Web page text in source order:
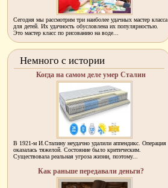
Сегодня мы рассмотрим три наиболее удачных мастер класса
для детей. Их удачность обусловлена их популярностью.
Это мастер класс по рисованию на воде...
Немного с истории
Когда на самом деле умер Сталин
В 1921-м И.Сталину неудачно удалили аппендикс. Операция
оказалась тяжелой. Состояние было критическим.
Существовала реальная угроза жизни, поэтому...
Как раньше передавали деньги?